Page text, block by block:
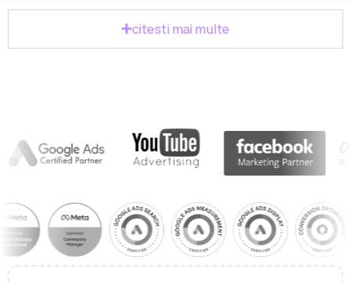
citesti mai multe